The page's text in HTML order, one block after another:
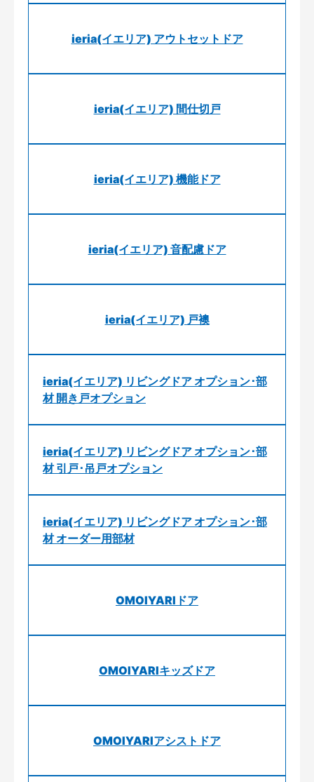
ieria(イエリア) アウトセットドア
ieria(イエリア) 間仕切戸
ieria(イエリア) 機能ドア
ieria(イエリア) 音配慮ドア
ieria(イエリア) 戸襖
ieria(イエリア) リビングドア オプション･部
材 開き戸オプション
ieria(イエリア) リビングドア オプション･部
材 引戸･吊戸オプション
ieria(イエリア) リビングドア オプション･部
材 オーダー用部材
OMOIYARIドア
OMOIYARIキッズドア
OMOIYARIアシストドア